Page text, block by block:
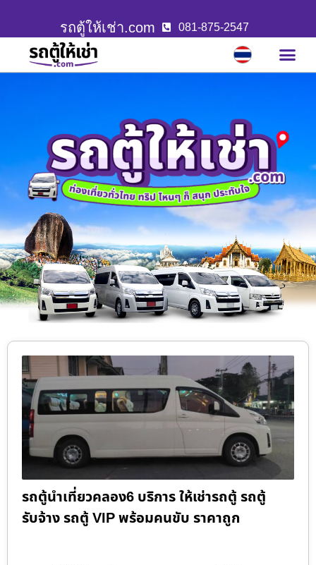
รถตู้ให้เช่า.com 081-875-2547
รถตู้นำเที่ยวคลอง6 บริการ ให้เช่ารถตู้ รถตู้
รับจ้าง รถตู้ VIP พร้อมคนขับ ราคาถูก